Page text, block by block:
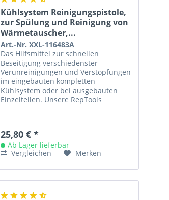
Kühlsystem Reinigungspistole,
zur Spülung und Reinigung von
Wärmetauscher,...
Art.-Nr. XXL-116483A
Das Hilfsmittel zur schnellen
Beseitigung verschiedenster
Verunreinigungen und Verstopfungen
im eingebauten kompletten
Kühlsystem oder bei ausgebauten
Einzelteilen. Unsere RepTools
25,80 € *
Ab Lager lieferbar
Vergleichen
Merken